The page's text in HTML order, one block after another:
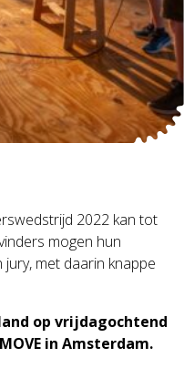
2022 kan tot
mogen hun
met daarin knappe
op vrijdagochtend
in Amsterdam.